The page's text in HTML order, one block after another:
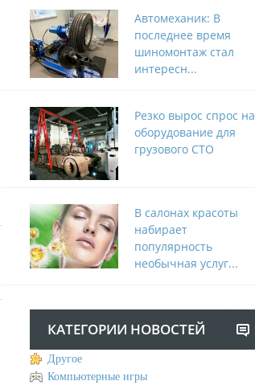
Автомеханик: В
последнее время
шиномонтаж стал
интересн...
Резко вырос спрос на
оборудование для
грузового СТО
В салонах красоты
набирает
популярность
необычная услуг...
КАТЕГОРИИ НОВОСТЕЙ
Другое
Компьютерные игры